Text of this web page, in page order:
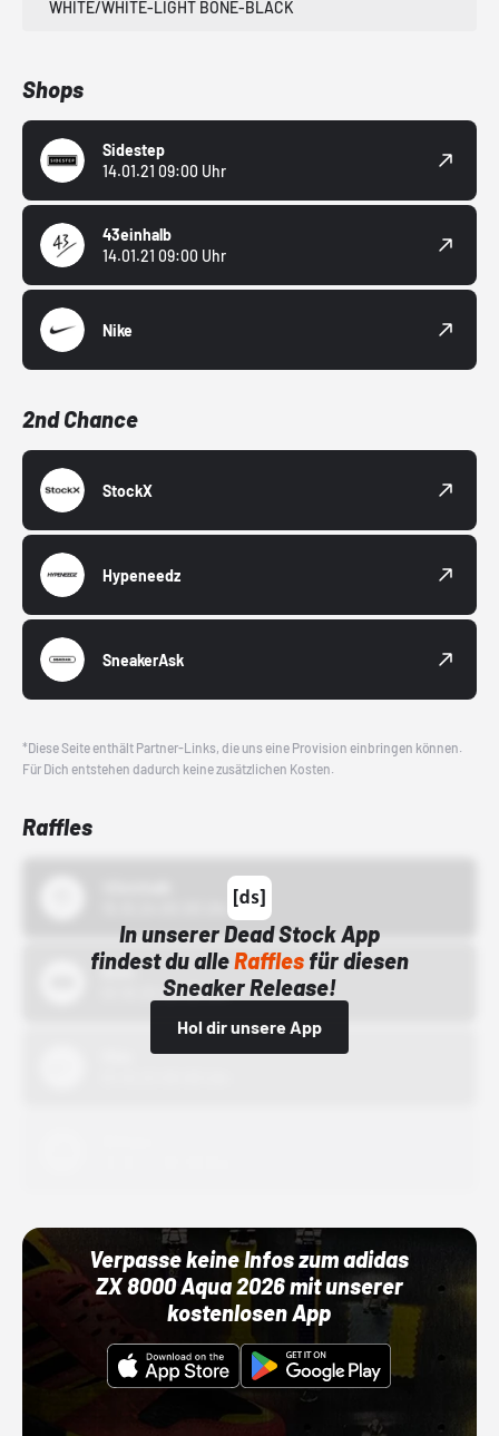
WHITE/WHITE-LIGHT BONE-BLACK
Shops
Sidestep
14.01.21 09:00 Uhr
43einhalb
14.01.21 09:00 Uhr
Nike
2nd Chance
StockX
Hypeneedz
SneakerAsk
*Diese Seite enthält Partner-Links, die uns eine Provision einbringen können.
Für Dich entstehen dadurch keine zusätzlichen Kosten.
Raffles
In unserer Dead Stock App
findest du alleRafflesfür diesen
Sneaker Release!
Hol dir unsere App
Bstn
01.10.22 00:00 Uhr
Verpasse keine Infos zum adidas
ZX 8000 Aqua 2026 mit unserer
kostenlosen App